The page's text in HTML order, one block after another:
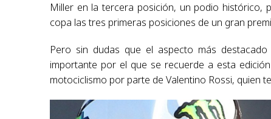
Miller en la tercera posición, un podio histórico,
copa las tres primeras posiciones de un gran
Pero sin dudas que el aspecto más
importante por el que se recuerde a esta
motociclismo por parte de Valentino Rossi, quien